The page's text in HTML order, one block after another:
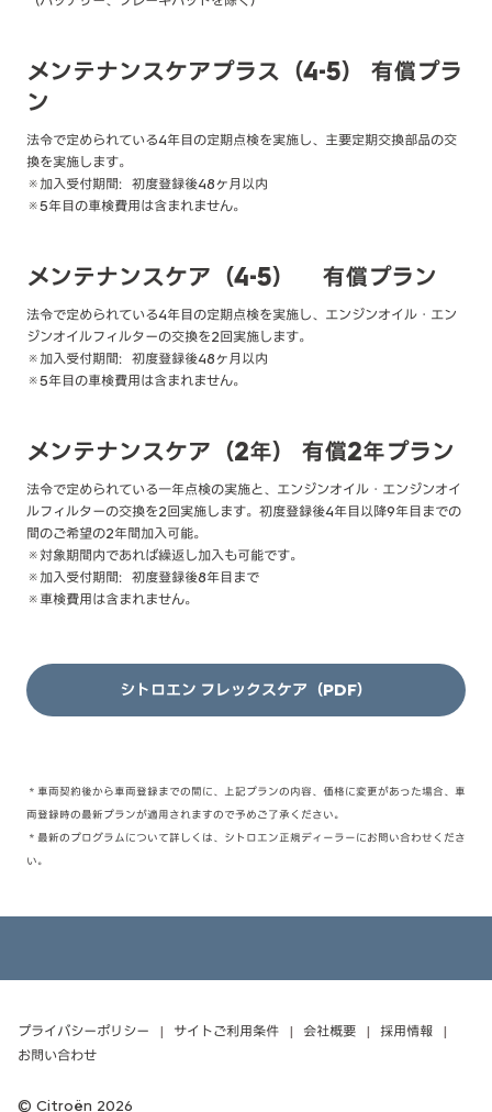
メンテナンスケアプラス（4-5） 有償プラ
ン
法令で定められている4年目の定期点検を実施し、主要定期交換部品の交
換を実施します。
※加入受付期間：初度登録後48ヶ月以内
※5年目の車検費用は含まれません。
メンテナンスケア（4-5） 有償プラン
法令で定められている4年目の定期点検を実施し、エンジンオイル・エン
ジンオイルフィルターの交換を2回実施します。
※加入受付期間：初度登録後48ヶ月以内
※5年目の車検費用は含まれません。
メンテナンスケア（2年） 有償2年プラン
法令で定められている一年点検の実施と、エンジンオイル・エンジンオイ
ルフィルターの交換を2回実施します。初度登録後4年目以降9年目までの
間のご希望の2年間加入可能。
※対象期間内であれば繰返し加入も可能です。
※加入受付期間：初度登録後8年目まで
※車検費用は含まれません。
シトロエン フレックスケア（PDF）
＊車両契約後から車両登録までの間に、上記プランの内容、価格に変更があった場合、車
両登録時の最新プランが適用されますので予めご了承ください。
＊最新のプログラムについて詳しくは、シトロエン正規ディーラーにお問い合わせくださ
い。
Citroën 2026
プライバシーポリシー サイトご利用条件 会社概要
採用情報
お問い合わせ